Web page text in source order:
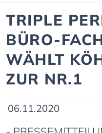
TRIPLE
BÜRO-
WÄHLT
ZUR NR.1
06.11.2020